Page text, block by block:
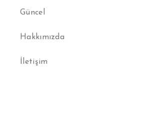
Güncel
Hakkımızda
İletişim